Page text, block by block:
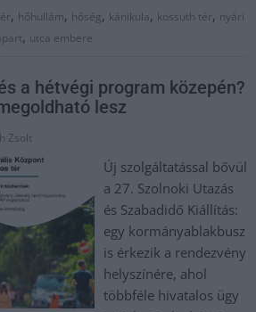
, hőhullám, hőség, kánikula, kossuth tér, nyári
, utca embere
a hétvégi program közepén?
lesz
Zsolt
Új szolgáltatással bővül
a 27. Szolnoki Utazás
és Szabadidő Kiállítás:
egy kormányablakbusz
is érkezik a rendezvény
helyszínére, ahol
többféle hivatalos ügy